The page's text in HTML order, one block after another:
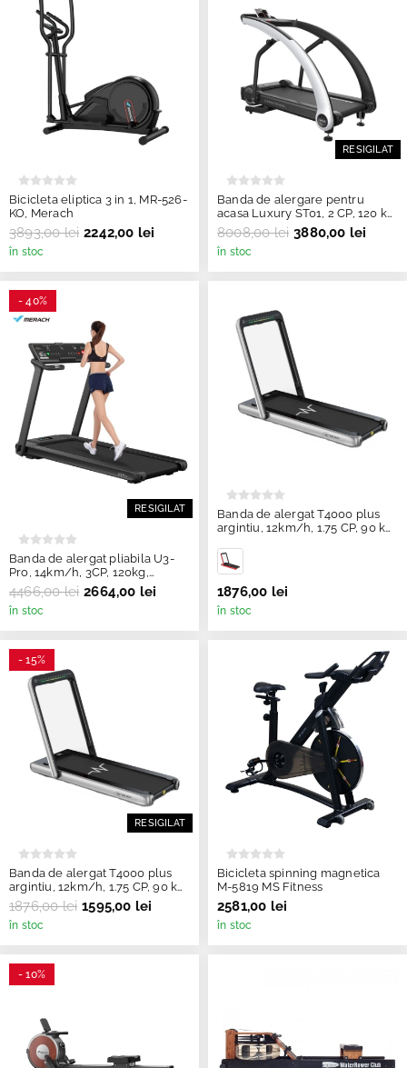
Bicicleta eliptica 3 in 1, MR-526-
KO, Merach
3893,00 lei 2242,00 lei
în stoc
RESIGILAT
Banda de alergare pentru
acasa Luxury ST01, 2 CP, 120 kg,
15 km/h, TheWay Fitness
resigilata
8008,00 lei 3880,00 lei
în stoc
RESIGILAT
- 40%
Banda de alergat pliabila U3-
Pro, 14km/h, 3CP, 120kg,
Merach - Resigilat
4466,00 lei 2664,00 lei
în stoc
Banda de alergat T4000 plus
argintiu, 12km/h, 1.75 CP, 90 kg,
1876,00 lei
în stoc
RESIGILAT
- 15%
Banda de alergat T4000 plus
argintiu, 12km/h, 1.75 CP, 90 kg,
TheWay - Resigilat
1876,00 lei 1595,00 lei
în stoc
Bicicleta spinning magnetica
M-5819 MS Fitness
2581,00 lei
în stoc
- 10%